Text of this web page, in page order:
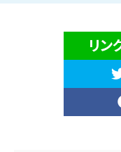
リン